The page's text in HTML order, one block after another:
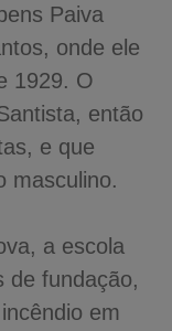
Paiva
onde ele
1929. O
então
e que
masculino.
a escola
de fundação,
em